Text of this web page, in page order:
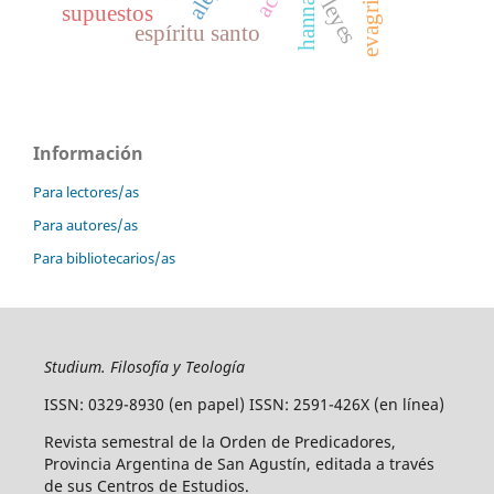
espíritu santo
supuestos leyes
Información
Para lectores/as
Para autores/as
Para bibliotecarios/as
Studium. Filosofía y Teología
ISSN: 0329-8930 (en papel) ISSN: 2591-426X (en línea)
Revista semestral de la Orden de Predicadores,
Provincia Argentina de San Agustín, editada a través
de sus Centros de Estudios.